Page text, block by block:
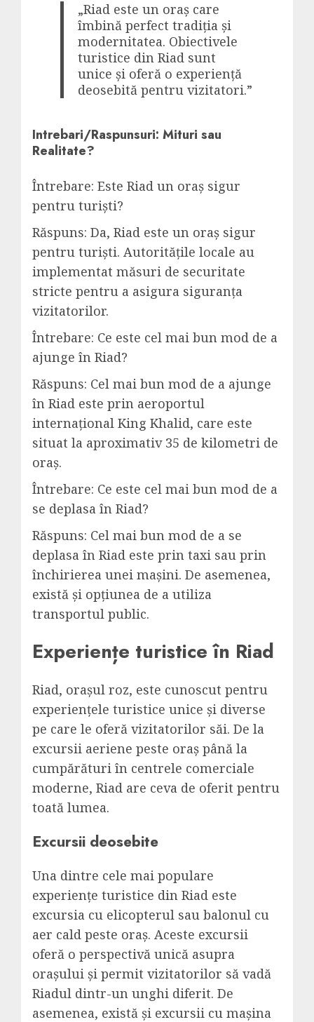
„Riad este un oraș care
îmbină perfect tradiția și
modernitatea. Obiectivele
turistice din Riad sunt
unice și oferă o experiență
deosebită pentru vizitatori.”
Intrebari/Raspunsuri: Mituri sau
Realitate?
Întrebare: Este Riad un oraș sigur
pentru turiști?
Răspuns: Da, Riad este un oraș sigur
pentru turiști. Autoritățile locale au
implementat măsuri de securitate
stricte pentru a asigura siguranța
vizitatorilor.
Întrebare: Ce este cel mai bun mod de a
ajunge în Riad?
Răspuns: Cel mai bun mod de a ajunge
în Riad este prin aeroportul
internațional King Khalid, care este
situat la aproximativ 35 de kilometri de
oraș.
Întrebare: Ce este cel mai bun mod de a
se deplasa în Riad?
Răspuns: Cel mai bun mod de a se
deplasa în Riad este prin taxi sau prin
închirierea unei mașini. De asemenea,
există și opțiunea de a utiliza
transportul public.
Experiențe turistice în Riad
Riad, orașul roz, este cunoscut pentru
experiențele turistice unice și diverse
pe care le oferă vizitatorilor săi. De la
excursii aeriene peste oraș până la
cumpărături în centrele comerciale
moderne, Riad are ceva de oferit pentru
toată lumea.
Excursii deosebite
Una dintre cele mai populare
experiențe turistice din Riad este
excursia cu elicopterul sau balonul cu
aer cald peste oraș. Aceste excursii
oferă o perspectivă unică asupra
orașului și permit vizitatorilor să vadă
Riadul dintr-un unghi diferit. De
asemenea, există și excursii cu mașina